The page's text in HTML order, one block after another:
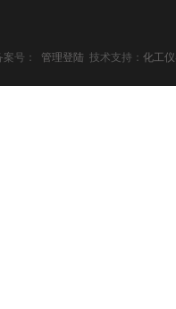
号：
管理登陆 技术支持： 化工